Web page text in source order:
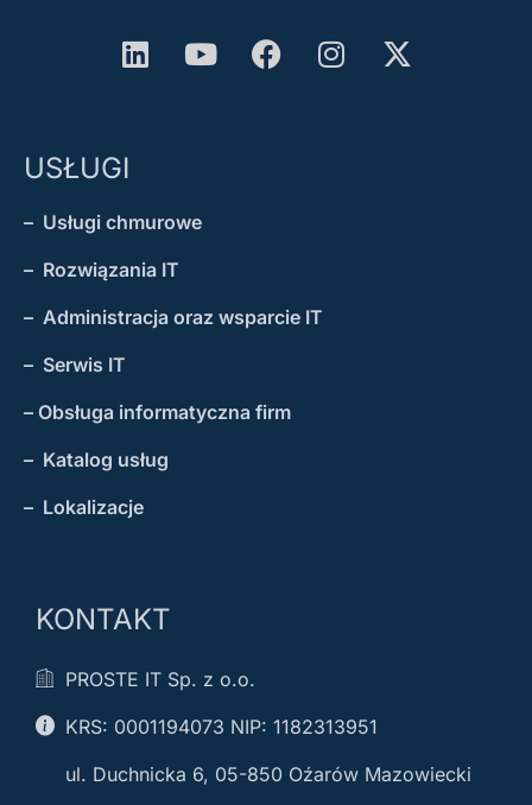
USŁUGI
– Usługi chmurowe
– Rozwiązania IT
– Administracja oraz wsparcie IT
– Serwis IT
– Obsługa informatyczna firm
– Katalog usług
– Lokalizacje
KONTAKT
PROSTE IT Sp. z o.o.
KRS: 0001194073 NIP: 1182313951
ul. Duchnicka 6, 05-850 Oźarów Mazowiecki